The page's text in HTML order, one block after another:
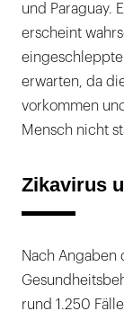
und Paraguay.
erscheint
eingeschleppte
erwarten, da
vorkommen
Mensch nicht
Zikavirus
Nach Angaben
rund 1.250